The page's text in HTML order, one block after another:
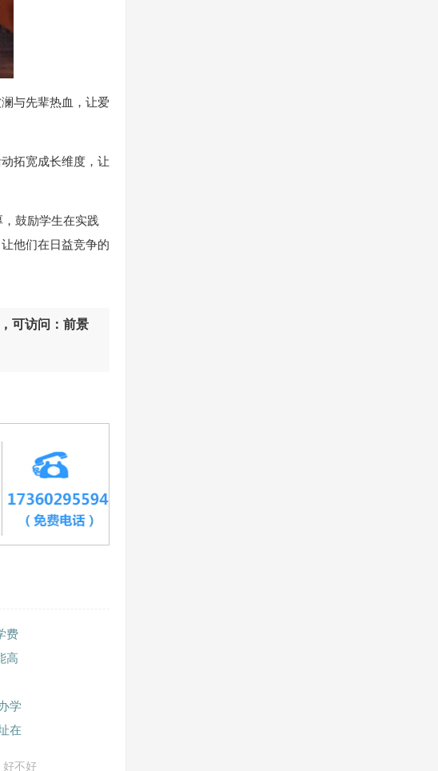
与先辈热血，让爱
拓宽成长维度，让
鼓励学生在实践
他们在日益竞争的
可访问：前景
费
高
学
在
不好